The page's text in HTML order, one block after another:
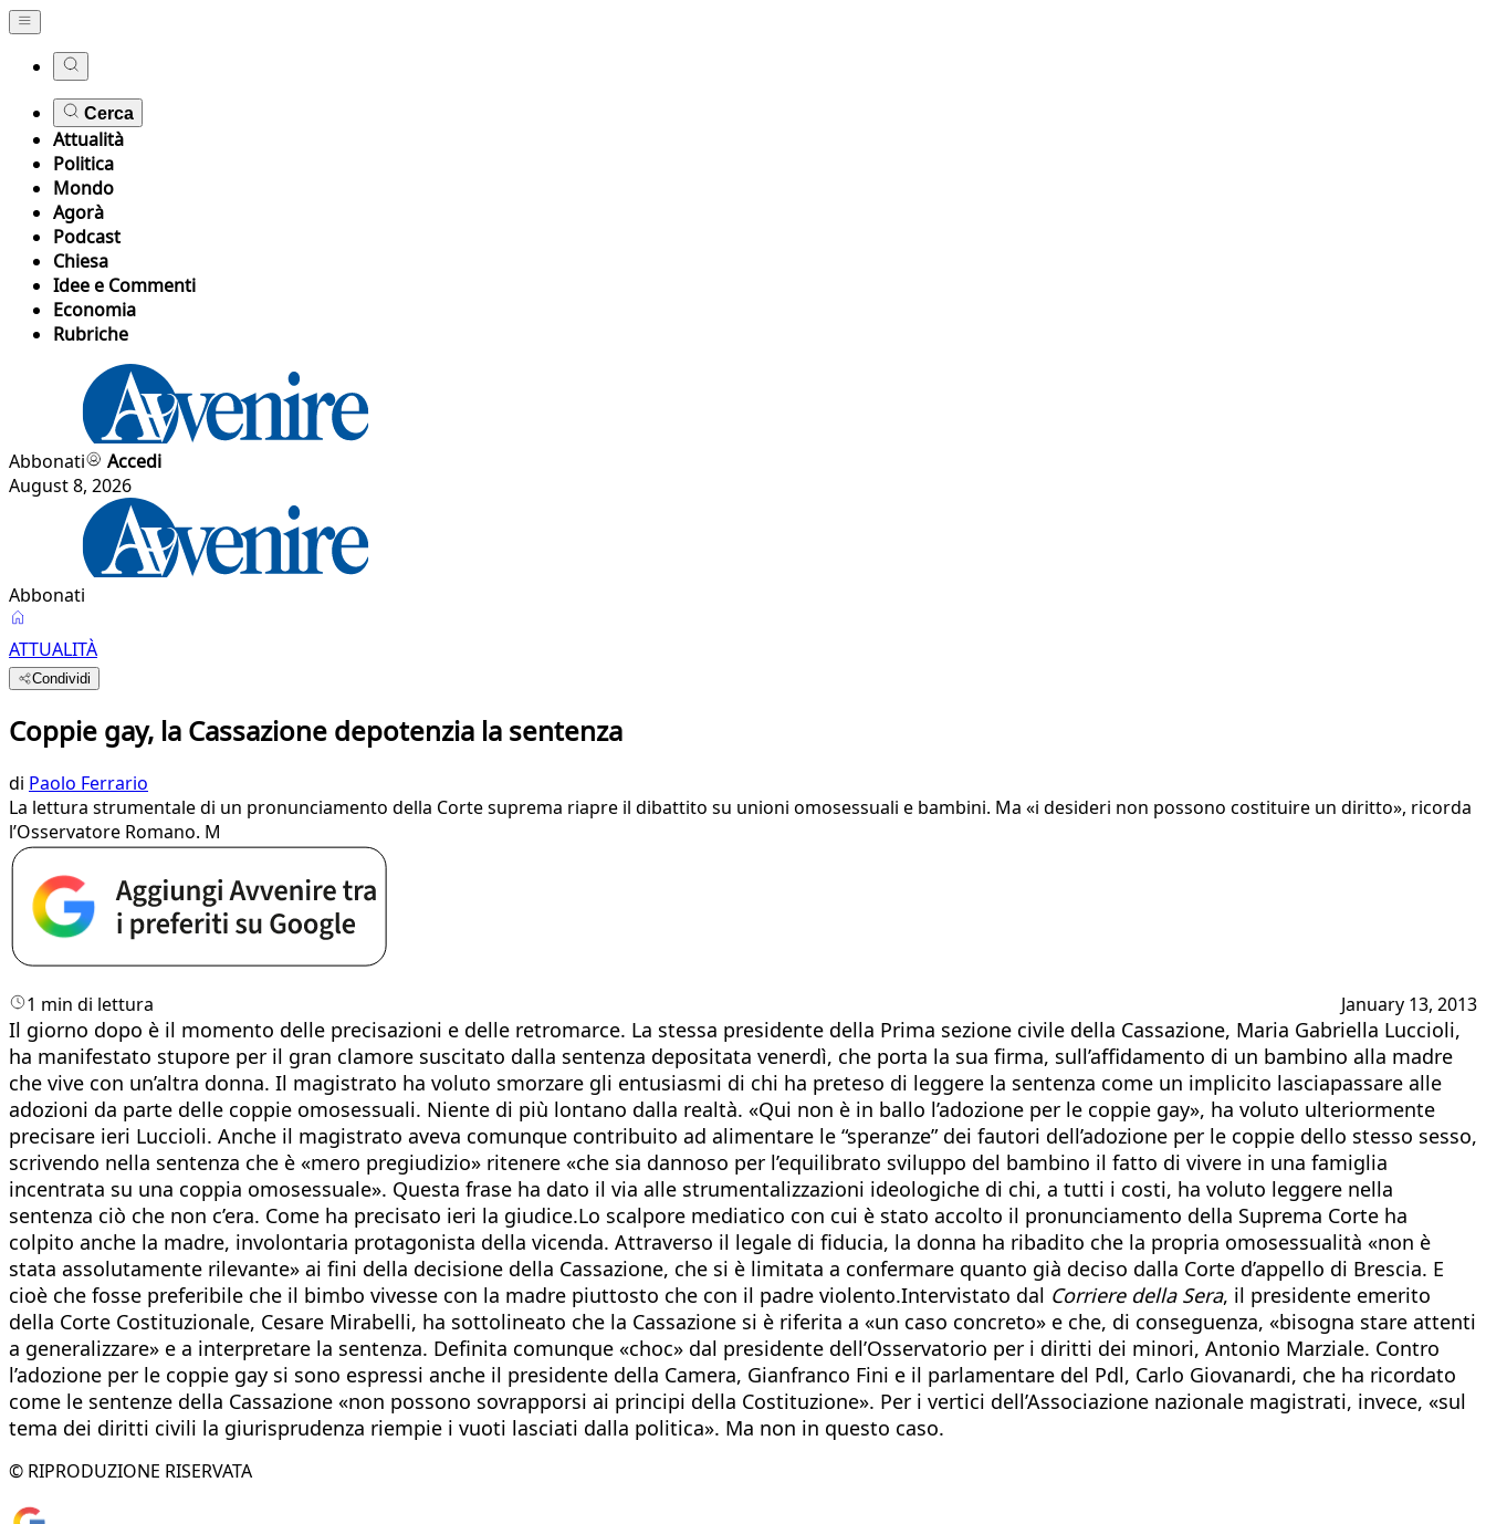
Cerca
Attualità
Politica
Mondo
Agorà
Podcast
Chiesa
Idee e Commenti
Economia
Rubriche
Abbonati
Accedi
August 8, 2026
Abbonati
ATTUALITÀ
Condividi
Coppie gay, la Cassazione depotenzia la sentenza
di Paolo Ferrario
​La lettura strumentale di un pronunciamento della Corte suprema riapre il dibattito su unioni omosessuali e bambini. Ma «i desideri non possono costituire un diritto», ricorda
l’Osservatore Romano. M
1 min di lettura January 13, 2013
Il giorno dopo è il momento delle precisazioni e delle retromarce. La stessa presidente della Prima sezione civile della Cassazione, Maria Gabriella Luccioli,
ha manifestato stupore per il gran clamore suscitato dalla sentenza depositata venerdì, che porta la sua firma, sull’affidamento di un bambino alla madre
che vive con un’altra donna. Il magistrato ha voluto smorzare gli entusiasmi di chi ha preteso di leggere la sentenza come un implicito lasciapassare alle
adozioni da parte delle coppie omosessuali. Niente di più lontano dalla realtà. «Qui non è in ballo l’adozione per le coppie gay», ha voluto ulteriormente
precisare ieri Luccioli. Anche il magistrato aveva comunque contribuito ad alimentare le “speranze” dei fautori dell’adozione per le coppie dello stesso sesso,
scrivendo nella sentenza che è «mero pregiudizio» ritenere «che sia dannoso per l’equilibrato sviluppo del bambino il fatto di vivere in una famiglia
incentrata su una coppia omosessuale». Questa frase ha dato il via alle strumentalizzazioni ideologiche di chi, a tutti i costi, ha voluto leggere nella
sentenza ciò che non c’era. Come ha precisato ieri la giudice.Lo scalpore mediatico con cui è stato accolto il pronunciamento della Suprema Corte ha
colpito anche la madre, involontaria protagonista della vicenda. Attraverso il legale di fiducia, la donna ha ribadito che la propria omosessualità «non è
stata assolutamente rilevante» ai fini della decisione della Cassazione, che si è limitata a confermare quanto già deciso dalla Corte d’appello di Brescia. E
cioè che fosse preferibile che il bimbo vivesse con la madre piuttosto che con il padre violento.Intervistato dal Corriere della Sera, il presidente emerito
della Corte Costituzionale, Cesare Mirabelli, ha sottolineato che la Cassazione si è riferita a «un caso concreto» e che, di conseguenza, «bisogna stare attenti
a generalizzare» e a interpretare la sentenza. Definita comunque «choc» dal presidente dell’Osservatorio per i diritti dei minori, Antonio Marziale. Contro
l’adozione per le coppie gay si sono espressi anche il presidente della Camera, Gianfranco Fini e il parlamentare del Pdl, Carlo Giovanardi, che ha ricordato
come le sentenze della Cassazione «non possono sovrapporsi ai principi della Costituzione». Per i vertici dell’Associazione nazionale magistrati, invece, «sul
tema dei diritti civili la giurisprudenza riempie i vuoti lasciati dalla politica». Ma non in questo caso.​
© RIPRODUZIONE RISERVATA